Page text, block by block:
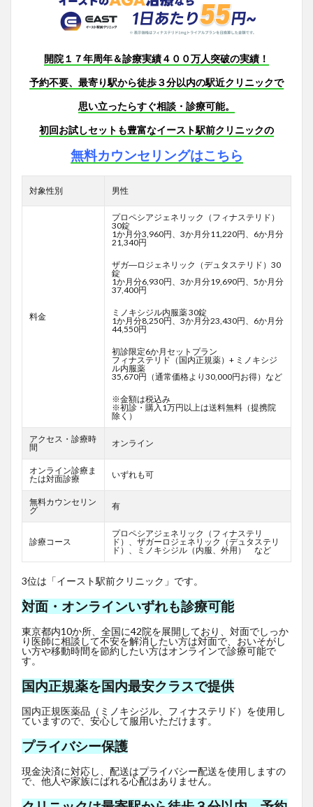
開院１７年周年＆診療実績４００万人突破の実績！
予約不要、最寄り駅から徒歩３分以内の駅近クリニックで
思い立ったらすぐ相談・診療可能。
初回お試しセットも豊富なイースト駅前クリニックの
無料カウンセリングはこちら
対象性別 男性
料金
プロペシアジェネリック（フィナステリド）
30錠
1か月分3,960円、3か月分11,220円、6か月分
21,340円
ザガ―ロジェネリック（デュタステリド）30
錠
1か月分6,930円、3か月分19,690円、5か月分
37,400円
ミノキシジル内服薬 30錠
1か月分8,250円、3か月分23,430円、6か月分
44,550円
初診限定6か月セットプラン
フィナステリド（国内正規薬）+ ミノキシジ
ル内服薬
35,670円（通常価格より30,000円お得）など
※金額は税込み
※初診・購入1万円以上は送料無料（提携院
除く）
アクセス・診療時
間
オンライン
オンライン診療ま
たは対面診療
いずれも可
無料カウンセリン
グ
有
診療コース
プロペシアジェネリック（フィナステリ
ド）、ザガーロジェネリック（デュタステリ
ド）、ミノキシジル（内服、外用） など
3位は「イースト駅前クリニック」です。
対面・オンラインいずれも診療可能
東京都内10か所、全国に42院を展開しており、対面でしっか
り医師に相談して不安を解消したい方は対面で、おいそがし
い方や移動時間を節約したい方はオンラインで診療可能で
す。
国内正規薬を国内最安クラスで提供
国内正規医薬品（ミノキシジル、フィナステリド）を使用し
ていますので、安心して服用いただけます。
プライバシー保護
現金決済に対応し、配送はプライバシー配送を使用しますの
で、他人や家族にばれる心配はありません。